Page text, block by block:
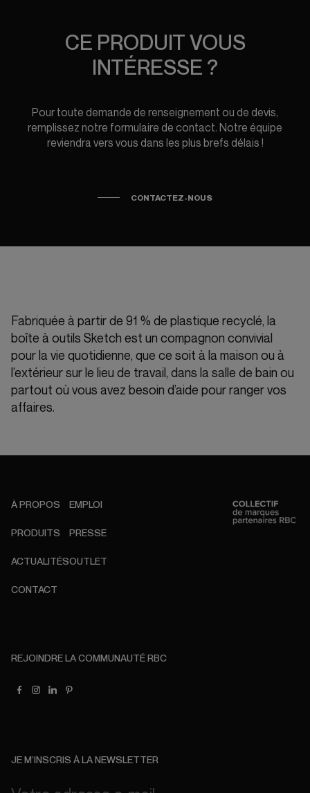
CE PRODUIT VOUS
INTÉRESSE ?
Pour toute demande de renseignement ou de devis,
remplissez notre formulaire de contact. Notre équipe
reviendra vers vous dans les plus brefs délais !
CONTACTEZ-NOUS
Fabriquée à partir de 91 % de plastique recyclé, la
boîte à outils Sketch est un compagnon convivial
pour la vie quotidienne, que ce soit à la maison ou à
l’extérieur sur le lieu de travail, dans la salle de bain ou
partout où vous avez besoin d’aide pour ranger vos
affaires.
À PROPOS
PRODUITS
ACTUALITÉS
CONTACT
EMPLOI
PRESSE
OUTLET
REJOINDRE LA COMMUNAUTÉ RBC
JE M’INSCRIS À LA NEWSLETTER